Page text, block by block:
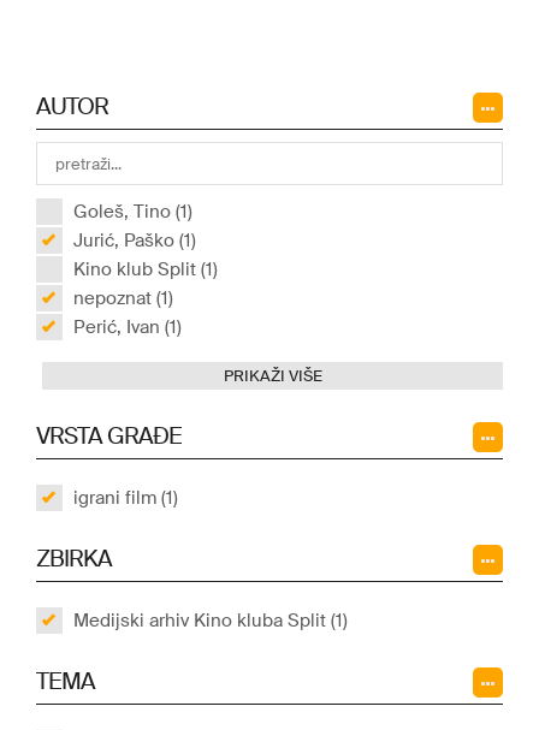
AUTOR
Goleš, Tino (1)
Jurić, Paško (1)
Kino klub Split (1)
nepoznat (1)
Perić, Ivan (1)
PRIKAŽI VIŠE
VRSTA GRAĐE
igrani film (1)
ZBIRKA
Medijski arhiv Kino kluba Split (1)
TEMA